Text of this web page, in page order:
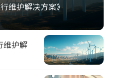
维护解决方案》
维护解